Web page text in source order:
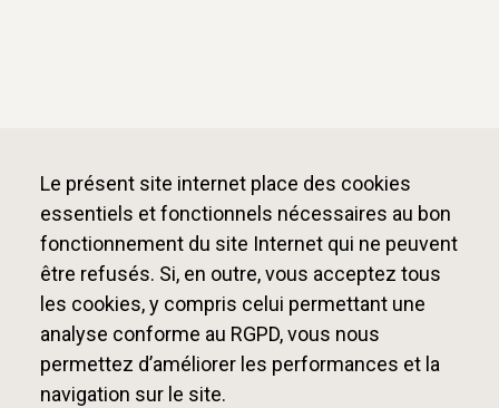
Le présent site internet place des cookies
essentiels et fonctionnels nécessaires au bon
fonctionnement du site Internet qui ne peuvent
être refusés. Si, en outre, vous acceptez tous
les cookies, y compris celui permettant une
analyse conforme au RGPD, vous nous
permettez d’améliorer les performances et la
navigation sur le site.